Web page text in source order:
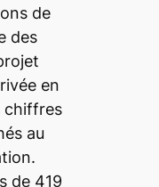
de
des
en
chiffres
au
de 419